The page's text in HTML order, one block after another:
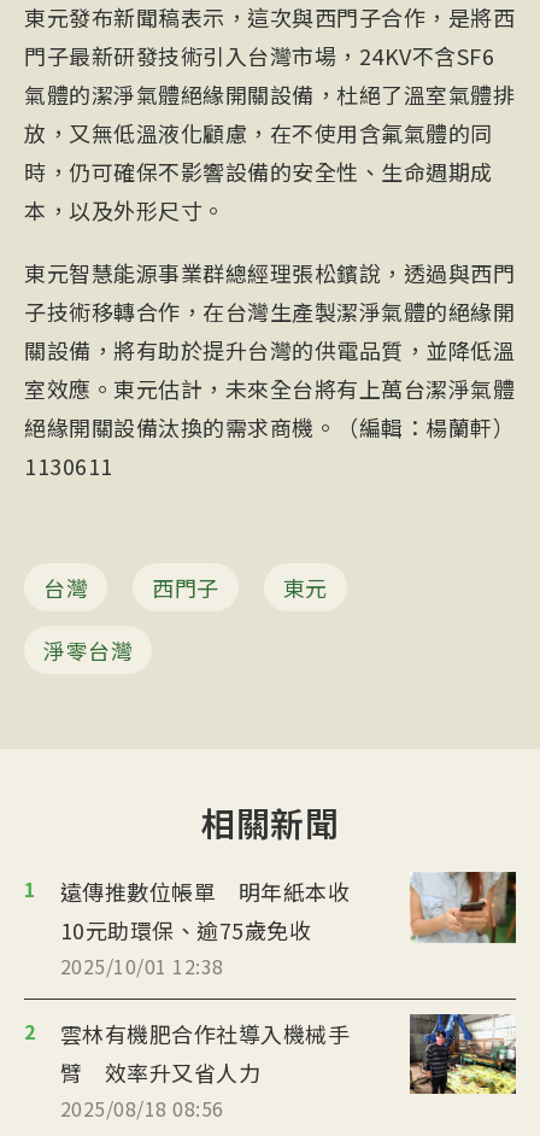
東元發布新聞稿表示，這次與西門子合作，是將西
門子最新研發技術引入台灣市場，24KV不含SF6
氣體的潔淨氣體絕緣開關設備，杜絕了溫室氣體排
放，又無低溫液化顧慮，在不使用含氟氣體的同
時，仍可確保不影響設備的安全性、生命週期成
本，以及外形尺寸。
東元智慧能源事業群總經理張松鑌說，透過與西門
子技術移轉合作，在台灣生產製潔淨氣體的絕緣開
關設備，將有助於提升台灣的供電品質，並降低溫
室效應。東元估計，未來全台將有上萬台潔淨氣體
絕緣開關設備汰換的需求商機。（編輯：楊蘭軒）
1130611
台灣 西門子
東元
淨零台灣
相關新聞
1
遠傳推數位帳單 明年紙本收
10元助環保、逾75歲免收
2025/10/01 12:38
2
雲林有機肥合作社導入機械手
臂 效率升又省人力
2025/08/18 08:56